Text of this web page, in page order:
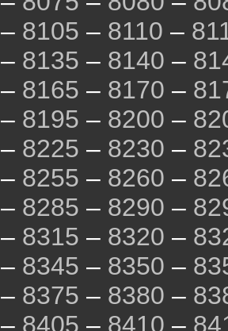
– 8105 – 8110 –
– 8135 – 8140 –
– 8165 – 8170 –
– 8195 – 8200 –
– 8225 – 8230 –
– 8255 – 8260 –
– 8285 – 8290 –
– 8315 – 8320 –
– 8345 – 8350 –
– 8375 – 8380 –
– 8405 – 8410 –